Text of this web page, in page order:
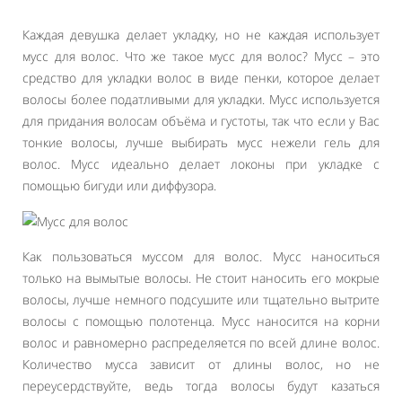
Каждая девушка делает укладку, но не каждая использует
мусс для волос. Что же такое мусс для волос? Мусс – это
средство для укладки волос в виде пенки, которое делает
волосы более податливыми для укладки. Мусс используется
для придания волосам объёма и густоты, так что если у Вас
тонкие волосы, лучше выбирать мусс нежели гель для
волос. Мусс идеально делает локоны при укладке с
помощью бигуди или диффузора.
Как пользоваться муссом для волос. Мусс наноситься
только на вымытые волосы. Не стоит наносить его мокрые
волосы, лучше немного подсушите или тщательно вытрите
волосы с помощью полотенца. Мусс наносится на корни
волос и равномерно распределяется по всей длине волос.
Количество мусса зависит от длины волос, но не
переусердствуйте, ведь тогда волосы будут казаться